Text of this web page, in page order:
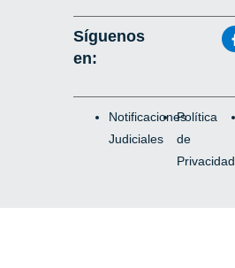
Síguenos
en:
Notificaciones
Judiciales
Política
de
Privacidad